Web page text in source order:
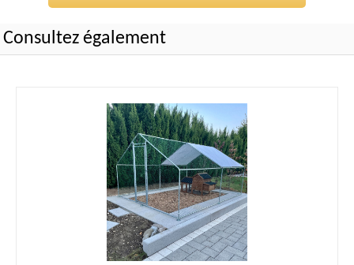
Consultez également